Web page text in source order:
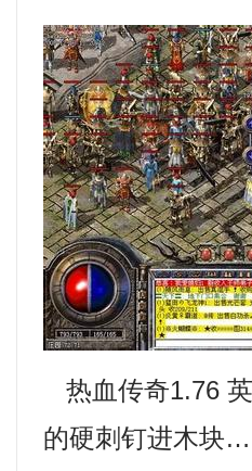
热血传奇1.76
的硬刺钉进木块